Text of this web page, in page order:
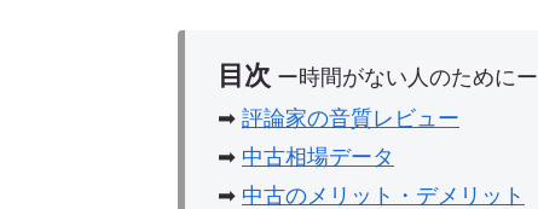
目次 ー時間がない人のためにー
➡︎ 評論家の音質レビュー
➡︎ 中古相場データ
➡︎ 中古のメリット・デメリット